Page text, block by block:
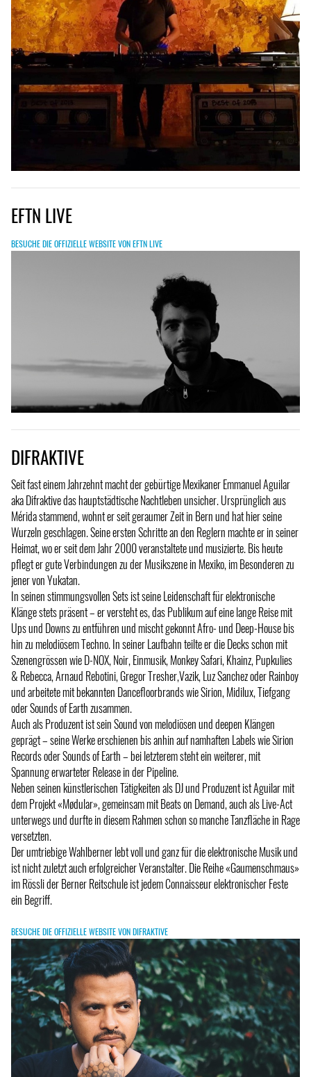
EFTN LIVE
BESUCHE DIE OFFIZIELLE WEBSITE VON EFTN LIVE
DIFRAKTIVE
Seit fast einem Jahrzehnt macht der gebürtige Mexikaner Emmanuel Aguilar
aka Difraktive das hauptstädtische Nachtleben unsicher. Ursprünglich aus
Mérida stammend, wohnt er seit geraumer Zeit in Bern und hat hier seine
Wurzeln geschlagen. Seine ersten Schritte an den Reglern machte er in seiner
Heimat, wo er seit dem Jahr 2000 veranstaltete und musizierte. Bis heute
pflegt er gute Verbindungen zu der Musikszene in Mexiko, im Besonderen zu
jener von Yukatan.
In seinen stimmungsvollen Sets ist seine Leidenschaft für elektronische
Klänge stets präsent – er versteht es, das Publikum auf eine lange Reise mit
Ups und Downs zu entführen und mischt gekonnt Afro- und Deep-House bis
hin zu melodiösem Techno. In seiner Laufbahn teilte er die Decks schon mit
Szenengrössen wie D-NOX, Noir, Einmusik, Monkey Safari, Khainz, Pupkulies
& Rebecca, Arnaud Rebotini, Gregor Tresher,Vazik, Luz Sanchez oder Rainboy
und arbeitete mit bekannten Dancefloorbrands wie Sirion, Midilux, Tiefgang
oder Sounds of Earth zusammen.
Auch als Produzent ist sein Sound von melodiösen und deepen Klängen
geprägt – seine Werke erschienen bis anhin auf namhaften Labels wie Sirion
Records oder Sounds of Earth – bei letzterem steht ein weiterer, mit
Spannung erwarteter Release in der Pipeline.
Neben seinen künstlerischen Tätigkeiten als DJ und Produzent ist Aguilar mit
dem Projekt «Mødular», gemeinsam mit Beats on Demand, auch als Live-Act
unterwegs und durfte in diesem Rahmen schon so manche Tanzfläche in Rage
versetzten.
Der umtriebige Wahlberner lebt voll und ganz für die elektronische Musik und
ist nicht zuletzt auch erfolgreicher Veranstalter. Die Reihe «Gaumenschmaus»
im Rössli der Berner Reitschule ist jedem Connaisseur elektronischer Feste
ein Begriff.
BESUCHE DIE OFFIZIELLE WEBSITE VON DIFRAKTIVE